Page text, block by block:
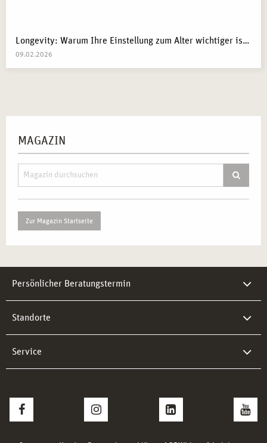
Longevity: Warum Ihre Einstellung zum Alter wichtiger ist als Ihre Gene
09.02.2026
MAGAZIN
Zur Magazin Startseite
Persönlicher Beratungstermin
Standorte
Service